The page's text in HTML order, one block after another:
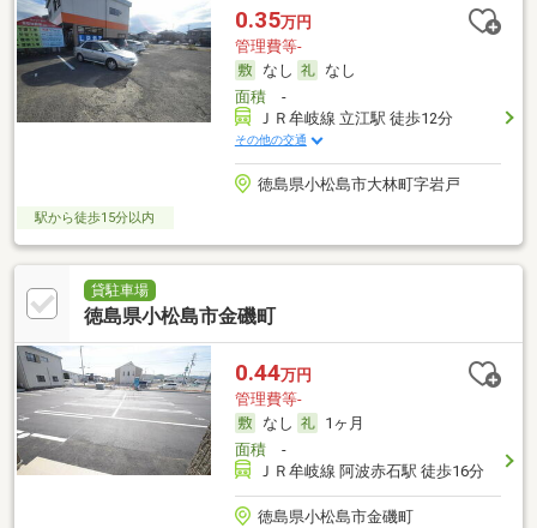
0.35万円
管理費等-
なし
なし
面積-
ＪＲ牟岐線 立江駅 徒歩12分
その他の交通
徳島県小松島市大林町字岩戸
駅から徒歩15分以内
貸駐車場
徳島県小松島市金磯町
0.44万円
管理費等-
なし
1ヶ月
面積-
ＪＲ牟岐線 阿波赤石駅 徒歩16分
徳島県小松島市金磯町